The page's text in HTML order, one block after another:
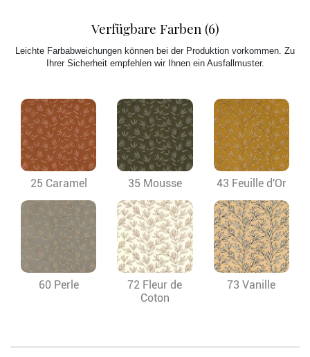
Verfügbare Farben (6)
Leichte Farbabweichungen können bei der Produktion vorkommen. Zu
Ihrer Sicherheit empfehlen wir Ihnen ein Ausfallmuster.
25 Caramel 35 Mousse 43 Feuille d'Or
60 Perle
72 Fleur de
Coton
73 Vanille